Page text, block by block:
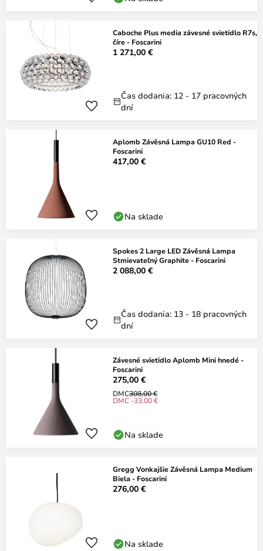
Caboche Plus media závesné svietidlo R7s,
číre - Foscarini
1 271,00 €
Čas dodania: 12 - 17 pracovných
dní
Aplomb Závěsná Lampa GU10 Red -
Foscarini
417,00 €
Na sklade
Spokes 2 Large LED Závěsná Lampa
Stmievateľný Graphite - Foscarini
2 088,00 €
Čas dodania: 13 - 18 pracovných
dní
Závesné svietidlo Aplomb Mini hnedé -
Foscarini
275,00 €
DMC308,00 €
DMC -33,00 €
Na sklade
Gregg Vonkajšie Závěsná Lampa Medium
Biela - Foscarini
276,00 €
Na sklade